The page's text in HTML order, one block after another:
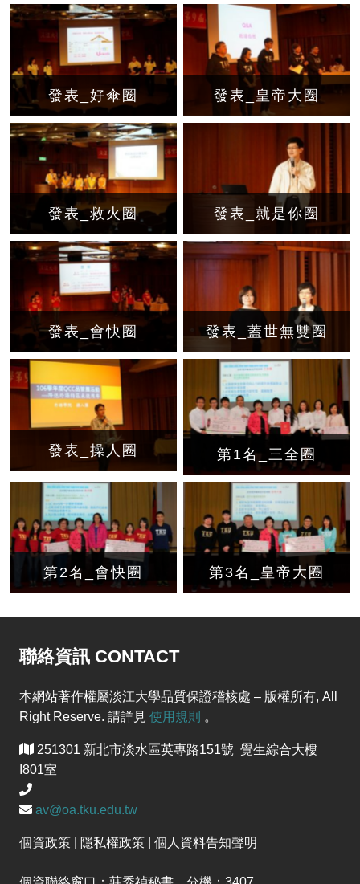
發表_好傘圈 發表_皇帝大圈
發表_救火圈 發表_就是你圈
發表_會快圈 發表_蓋世無雙圈
發表_操人圈 第1名_三全圈
第2名_會快圈 第3名_皇帝大圈
聯絡資訊 CONTACT
本網站著作權屬淡江大學品質保證稽核處 – 版權所有, All
Right Reserve. 請詳見 使用規則 。
251301 新北市淡水區英專路151號 覺生綜合大樓
I801室
av@oa.tku.edu.tw
個資政策 | 隱私權政策 | 個人資料告知聲明